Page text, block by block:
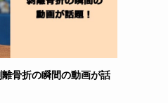
骨折の瞬間の動画が話